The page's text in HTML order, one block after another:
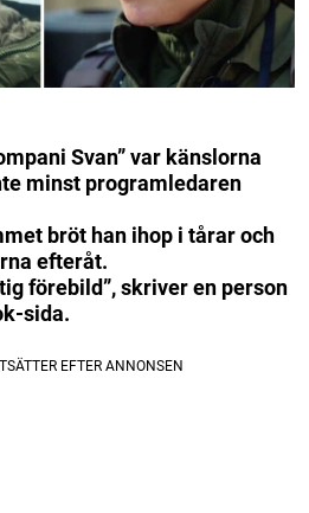
Svan” var känslorna
minst programledaren
bröt han ihop i tårar och
efteråt.
förebild”, skriver en person
sida.